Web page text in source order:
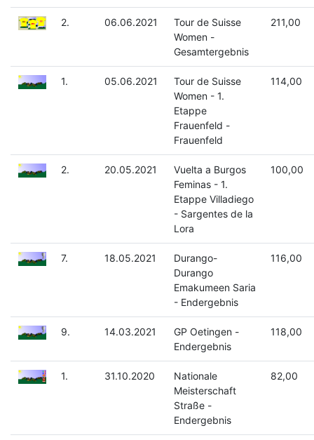
2. 06.06.2021
Tour de Suisse
Women -
Gesamtergebnis
211,00
1. 05.06.2021
Tour de Suisse
Women - 1.
Etappe
Frauenfeld -
Frauenfeld
114,00
2. 20.05.2021
Vuelta a Burgos
Feminas - 1.
Etappe Villadiego
- Sargentes de la
Lora
100,00
7. 18.05.2021
Durango-
Durango
Emakumeen Saria
- Endergebnis
116,00
9. 14.03.2021
GP Oetingen -
Endergebnis
118,00
1. 31.10.2020
Nationale
Meisterschaft
Straße -
Endergebnis
82,00